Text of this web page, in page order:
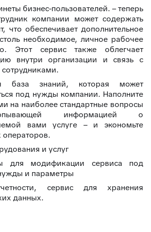
бизнес-пользователей. – теперь
компании может содержать
что обеспечивает дополнительное
необходимое, личное рабочее
Этот сервис также облегчает
внутри организации и связь с
база знаний, которая может
под нужды компании. Наполните
на наиболее стандартные вопросы
информацией о
вами услуге – и экономьте
операторов.
и услуг
для модификации сервиса под
и параметры
сервис для хранения
данных.